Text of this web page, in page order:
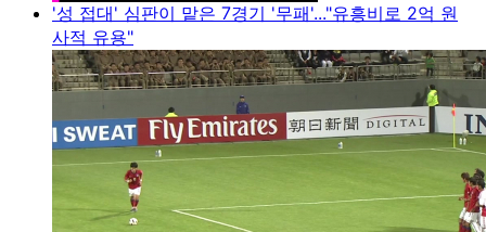
'성 접대' 심판이 맡은 7경기 '무패'..."유흥비로 2억 원
사적 유용"